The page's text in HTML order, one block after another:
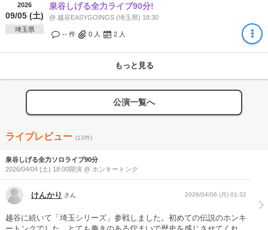
2026
09/05 (土)
埼玉県
泉谷しげる全力ライブ90分!
@ 越谷EASYGOINGS (埼玉県) 18:30
-- 件 0 人 2 人
もっと見る
公演一覧へ
ライブレビュー (13件)
泉谷しげる全力ソロライブ90分
2026/04/04 (土) 18:00開演 @ ホンキートンク
けんかり さん 2026/04/06 (月) 01:32
越谷に続いて「埼玉シリーズ」参戦しました。初めての伝説のホンキ